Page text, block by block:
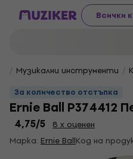
Всички
Музикални инструменти
За количество отстъпка
Ernie Ball P374412
4,75/5
8 x оценен
Марка: Ernie BallКод на